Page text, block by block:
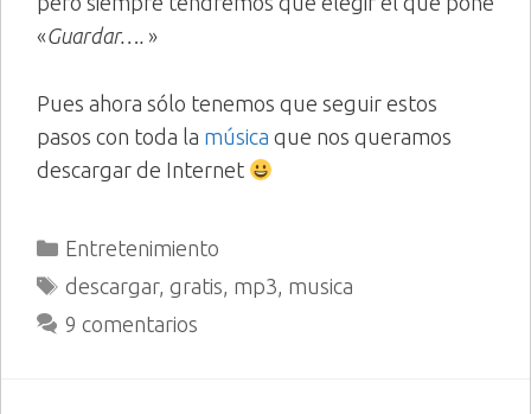
«Guardar…. »
Pues ahora sólo tenemos que seguir estos
pasos con toda la música que nos queramos
descargar de Internet
Categorías
Entretenimiento
Etiquetas
descargar, gratis mp3 musica
9 comentarios